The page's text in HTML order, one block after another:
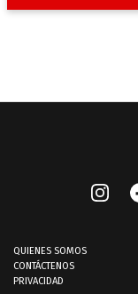
QUIENES SOMOS
CONTÁCTENOS
PRIVACIDAD